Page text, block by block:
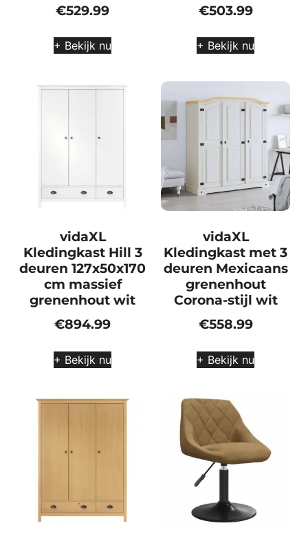
€529.99
+ Bekijk nu
€503.99
+ Bekijk nu
vidaXL
Kledingkast Hill 3
deuren 127x50x170
cm massief
grenenhout wit
€894.99
+ Bekijk nu
vidaXL
Kledingkast met 3
deuren Mexicaans
grenenhout
Corona-stijl wit
€558.99
+ Bekijk nu